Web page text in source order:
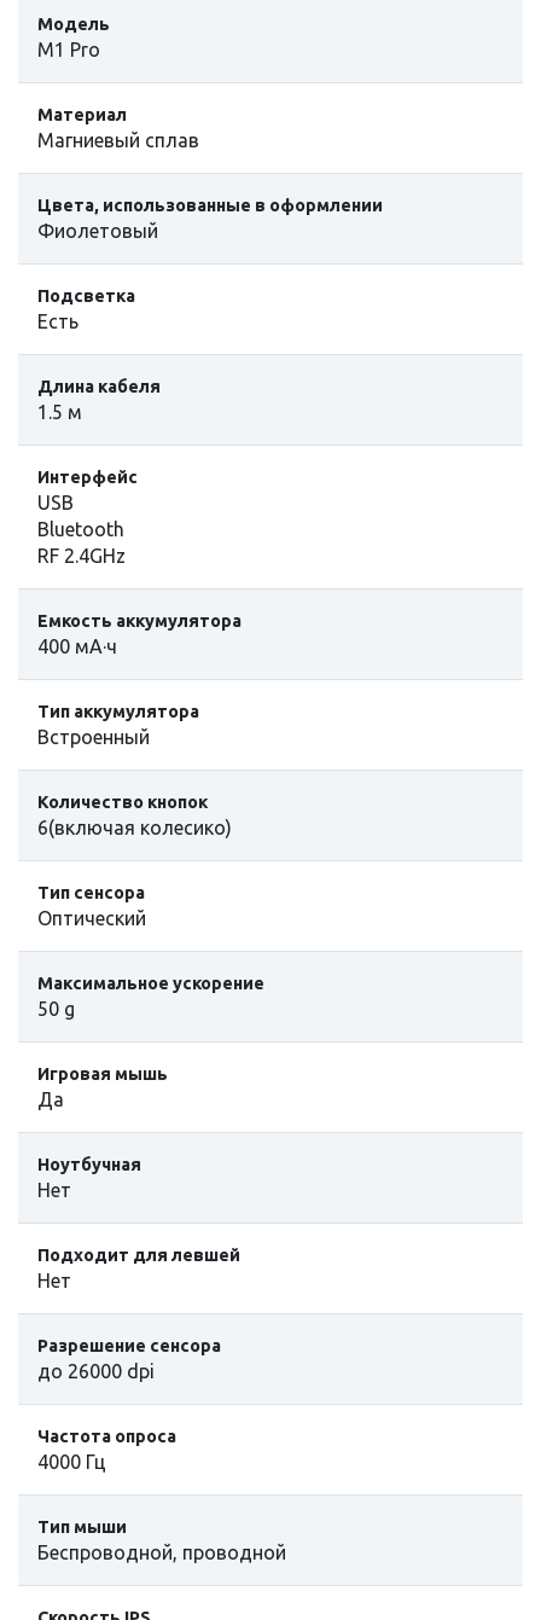
Модель
M1 Pro
Материал
Магниевый сплав
Цвета, использованные в оформлении
Фиолетовый
Подсветка
Есть
Длина кабеля
1.5 м
Интерфейс
USB
Bluetooth
RF 2.4GHz
Емкость аккумулятора
400 мА·ч
Тип аккумулятора
Встроенный
Количество кнопок
6(включая колесико)
Тип сенсора
Оптический
Максимальное ускорение
50 g
Игровая мышь
Да
Ноутбучная
Нет
Подходит для левшей
Нет
Разрешение сенсора
до 26000 dpi
Частота опроса
4000 Гц
Тип мыши
Беспроводной, проводной